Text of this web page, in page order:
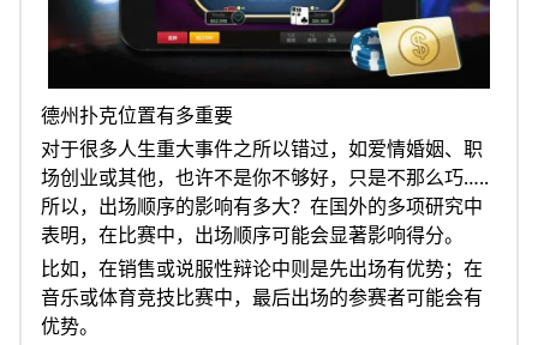
德州扑克位置有多重要
对于很多人生重大事件之所以错过，如爱情婚姻、职
场创业或其他，也许不是你不够好，只是不那么巧…..
所以，出场顺序的影响有多大？在国外的多项研究中
表明，在比赛中，出场顺序可能会显著影响得分。
比如，在销售或说服性辩论中则是先出场有优势；在
音乐或体育竞技比赛中，最后出场的参赛者可能会有
优势。